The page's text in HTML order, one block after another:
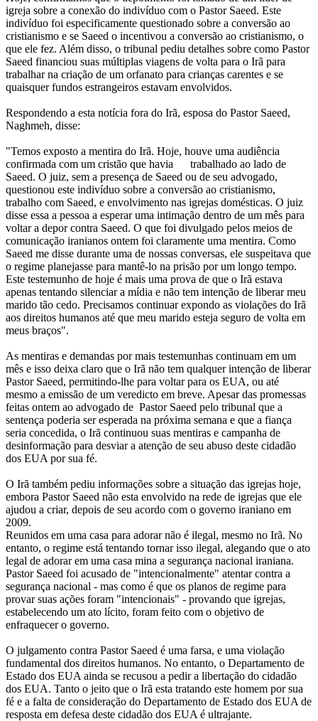
igreja sobre a conexão do indivíduo com o Pastor Saeed. Este
indivíduo foi especificamente questionado sobre a conversão ao
cristianismo e se Saeed o incentivou a conversão ao cristianismo, o
que ele fez. Além disso, o tribunal pediu detalhes sobre como Pastor
Saeed financiou suas múltiplas viagens de volta para o Irã para
trabalhar na criação de um orfanato para crianças carentes e se
quaisquer fundos estrangeiros estavam envolvidos.
Respondendo a esta notícia fora do Irã, esposa do Pastor Saeed,
Naghmeh, disse:
"Temos exposto a mentira do Irã. Hoje, houve uma audiência
confirmada com um cristão que havia trabalhado ao lado de
Saeed. O juiz, sem a presença de Saeed ou de seu advogado,
questionou este indivíduo sobre a conversão ao cristianismo,
trabalho com Saeed, e envolvimento nas igrejas domésticas. O juiz
disse essa a pessoa a esperar uma intimação dentro de um mês para
voltar a depor contra Saeed. O que foi divulgado pelos meios de
comunicação iranianos ontem foi claramente uma mentira. Como
Saeed me disse durante uma de nossas conversas, ele suspeitava que
o regime planejasse para mantê-lo na prisão por um longo tempo.
Este testemunho de hoje é mais uma prova de que o Irã estava
apenas tentando silenciar a mídia e não tem intenção de liberar meu
marido tão cedo. Precisamos continuar expondo as violações do Irã
aos direitos humanos até que meu marido esteja seguro de volta em
meus braços".
As mentiras e demandas por mais testemunhas continuam em um
mês e isso deixa claro que o Irã não tem qualquer intenção de liberar
Pastor Saeed, permitindo-lhe para voltar para os EUA, ou até
mesmo a emissão de um veredicto em breve. Apesar das promessas
feitas ontem ao advogado de Pastor Saeed pelo tribunal que a
sentença poderia ser esperada na próxima semana e que a fiança
seria concedida, o Irã continuou suas mentiras e campanha de
desinformação para desviar a atenção de seu abuso deste cidadão
dos EUA por sua fé.
O Irã também pediu informações sobre a situação das igrejas hoje,
embora Pastor Saeed não esta envolvido na rede de igrejas que ele
ajudou a criar, depois de seu acordo com o governo iraniano em
2009.
Reunidos em uma casa para adorar não é ilegal, mesmo no Irã. No
entanto, o regime está tentando tornar isso ilegal, alegando que o ato
legal de adorar em uma casa mina a segurança nacional iraniana.
Pastor Saeed foi acusado de "intencionalmente" atentar contra a
segurança nacional - mas como é que os planos de regime para
provar suas ações foram "intencionais" - provando que igrejas,
estabelecendo um ato lícito, foram feito com o objetivo de
enfraquecer o governo.
O julgamento contra Pastor Saeed é uma farsa, e uma violação
fundamental dos direitos humanos. No entanto, o Departamento de
Estado dos EUA ainda se recusou a pedir a libertação do cidadão
dos EUA. Tanto o jeito que o Irã esta tratando este homem por sua
fé e a falta de consideração do Departamento de Estado dos EUA de
resposta em defesa deste cidadão dos EUA é ultrajante.